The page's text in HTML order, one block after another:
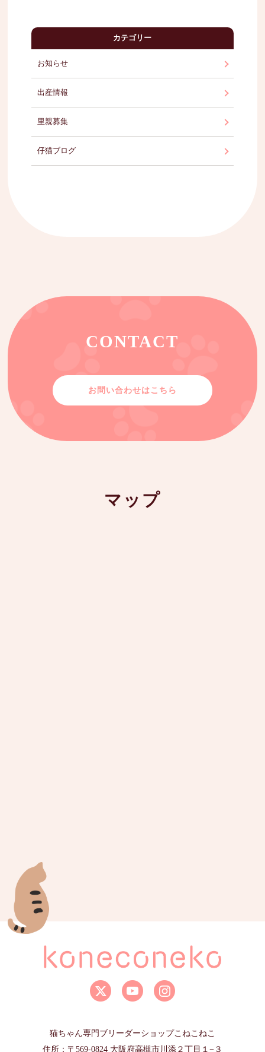
カテゴリー
お知らせ
出産情報
里親募集
仔猫ブログ
CONTACT
お問い合わせはこちら
マップ
猫ちゃん専門ブリーダーショップこねこねこ
住所：〒569-0824 大阪府高槻市川添２丁目１−３